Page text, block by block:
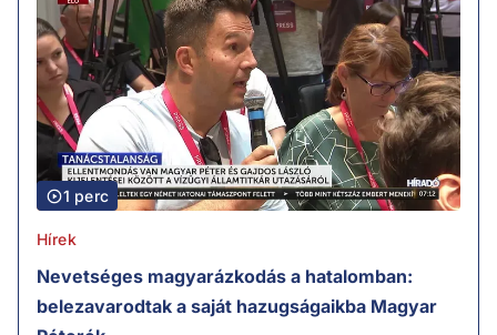
1 perc
Hírek
Nevetséges magyarázkodás a hatalomban:
belezavarodtak a saját hazugságaikba Magyar